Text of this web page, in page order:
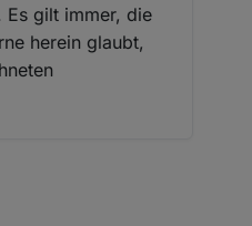
Es gilt immer, die
herein glaubt,